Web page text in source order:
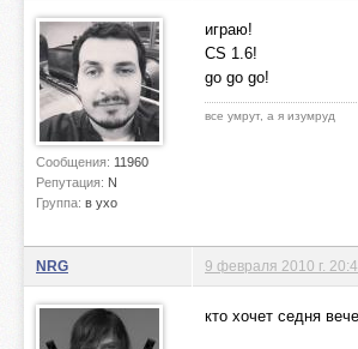
Сообщения: 11960
Репутация: N
Группа: в ухо
играю!
CS 1.6!
go go go!
все умрут, а я изумруд
NRG 9 февраля 2010 г.
кто хочет седня